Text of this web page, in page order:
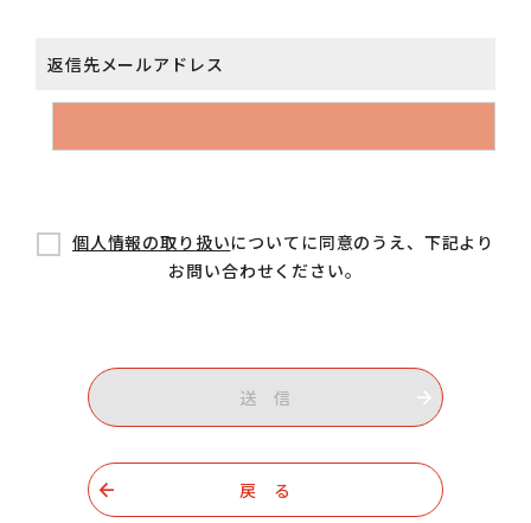
返信先メールアドレス
個人情報の取り扱いについてに同意のうえ、下記より
お問い合わせください。
送 信
戻 る